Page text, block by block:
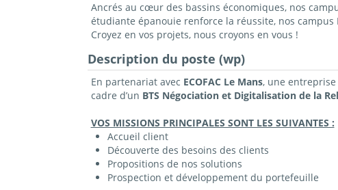
Ancrés au cœur des bassins économiques, nos
étudiante épanouie renforce la réussite, nos
Croyez en vos projets, nous croyons en vous !
Description du poste (wp)
En partenariat avec ECOFAC Le Mans, une
cadre d’un BTS Négociation et Digitalisation de la
VOS MISSIONS PRINCIPALES SONT LES SUIVANTES :
Accueil client
Découverte des besoins des clients
Propositions de nos solutions
Prospection et développement du portefeuille